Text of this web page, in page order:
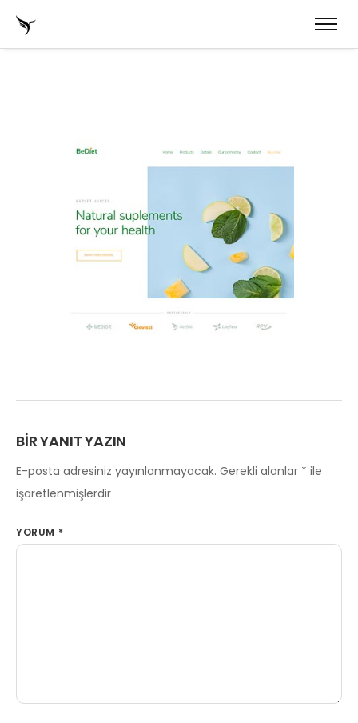
BIR YANIT YAZIN
E-posta adresiniz yayınlanmayacak. Gerekli alanlar * ile
işaretlenmişlerdir
YORUM *